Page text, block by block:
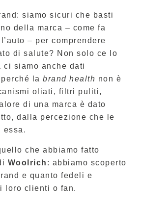
siamo sicuri che basti
della marca – come fa
– per comprendere
di salute? Non solo ce lo
ci siamo anche dati
la brand health non è
oliati, filtri puliti,
di una marca è dato
dalla percezione che le
essa.
che abbiamo fatto
Woolrich : abbiamo scoperto
e quanto fedeli e
loro clienti o fan.